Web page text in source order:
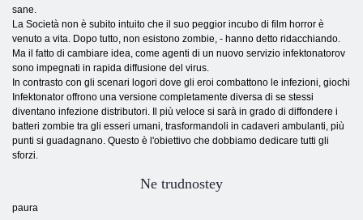
sane.
La Società non è subito intuito che il suo peggior incubo di film horror è
venuto a vita. Dopo tutto, non esistono zombie, - hanno detto ridacchiando.
Ma il fatto di cambiare idea, come agenti di un nuovo servizio infektonatorov
sono impegnati in rapida diffusione del virus.
In contrasto con gli scenari logori dove gli eroi combattono le infezioni, giochi
Infektonator offrono una versione completamente diversa di se stessi
diventano infezione distributori. Il più veloce si sarà in grado di diffondere i
batteri zombie tra gli esseri umani, trasformandoli in cadaveri ambulanti, più
punti si guadagnano. Questo è l'obiettivo che dobbiamo dedicare tutti gli
sforzi.
Ne trudnostey
paura